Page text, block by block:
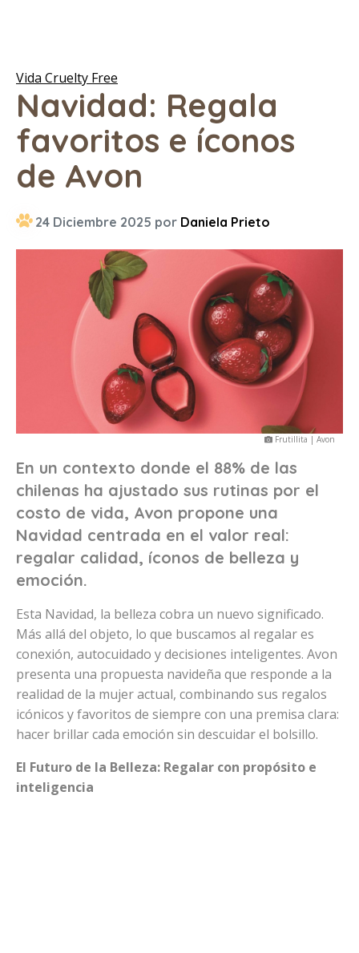
Vida Cruelty Free
Navidad: Regala
favoritos e íconos
de Avon
24 Diciembre 2025 por Daniela Prieto
Frutillita | Avon
En un contexto donde el 88% de las
chilenas ha ajustado sus rutinas por el
costo de vida, Avon propone una
Navidad centrada en el valor real:
regalar calidad, íconos de belleza y
emoción.
Esta Navidad, la belleza cobra un nuevo significado.
Más allá del objeto, lo que buscamos al regalar es
conexión, autocuidado y decisiones inteligentes. Avon
presenta una propuesta navideña que responde a la
realidad de la mujer actual, combinando sus regalos
icónicos y favoritos de siempre con una premisa clara:
hacer brillar cada emoción sin descuidar el bolsillo.
El Futuro de la Belleza: Regalar con propósito e
inteligencia